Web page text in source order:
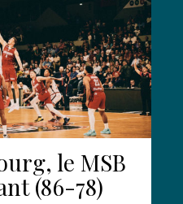
le MSB
(86-78)